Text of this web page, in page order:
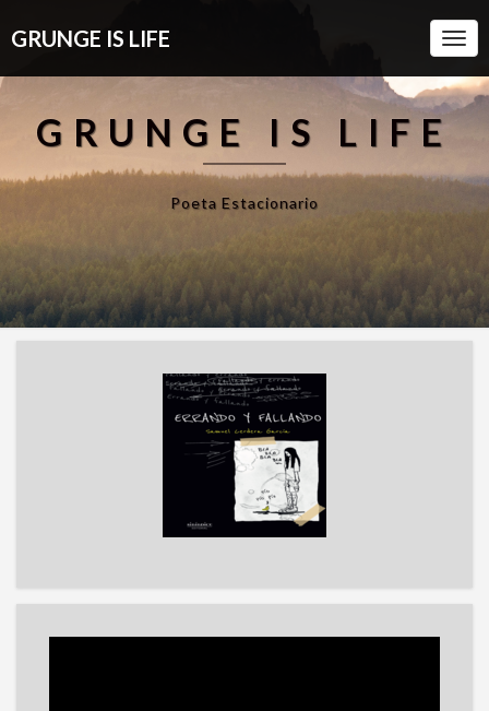
GRUNGE IS LIFE
GRUNGE IS LIFE
Poeta Estacionario